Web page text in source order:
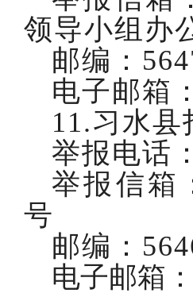
领导小组办
邮编：
电子邮箱：
11.习水
举报电话：
举报信箱
号
邮编：
电子邮箱：